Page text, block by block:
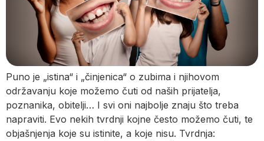
Puno je „istina“ i „činjenica“ o zubima i njihovom
održavanju koje možemo čuti od naših prijatelja,
poznanika, obitelji… I svi oni najbolje znaju što treba
napraviti. Evo nekih tvrdnji kojne često možemo čuti, te
objašnjenja koje su istinite, a koje nisu. Tvrdnja: